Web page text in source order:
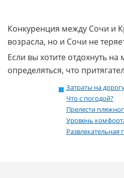
Конкуренция между Сочи и
возрасла, но и Сочи не
Если вы хотите отдохнуть
определяться, что
Затраты на
Что с погодой?
Прелести
Уровень